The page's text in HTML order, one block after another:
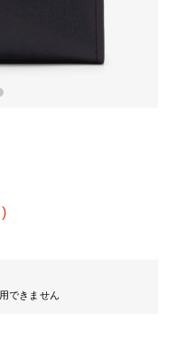
できません